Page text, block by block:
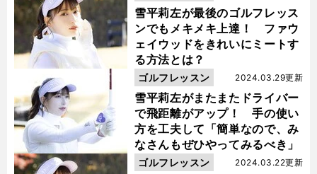
雪平莉左が最後のゴルフレッス
ンでもメキメキ上達！ ファウ
ェイウッドをきれいにミートす
る方法とは？
雪平莉左がまたまたドライバー
で飛距離がアップ！ 手の使い
方を工夫して「簡単なので、み
なさんもぜひやってみるべき」
2024.03.29更新
ゴルフレッスン
2024.03.22更新
ゴルフレッスン